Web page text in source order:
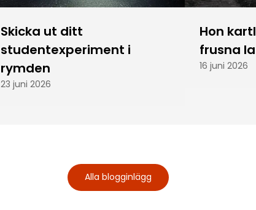
Skicka ut ditt
studentexperiment i
rymden
23 juni 2026
Hon
frusna
16 juni 2026
Alla blogginlägg